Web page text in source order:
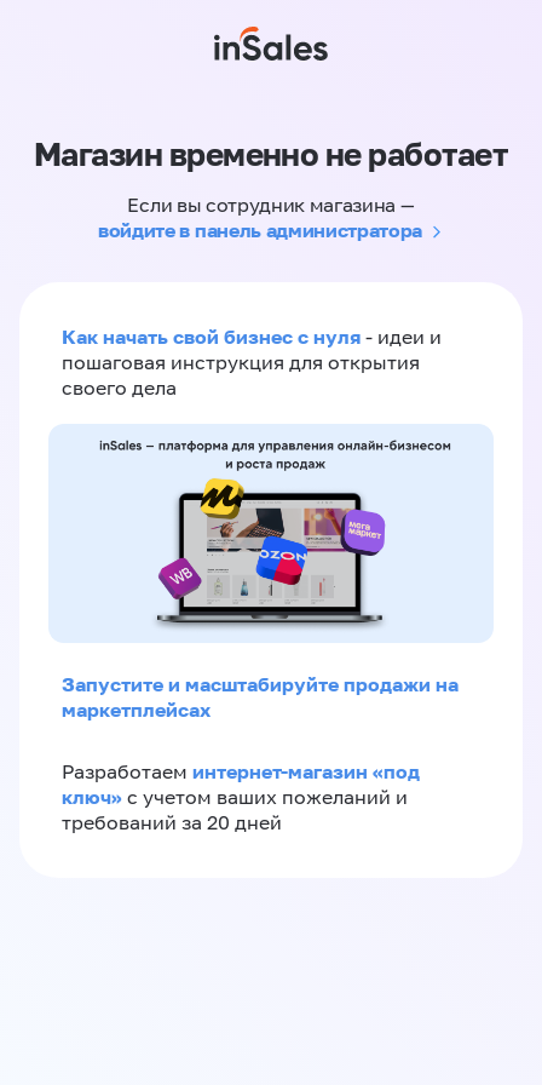
Магазин временно не работает
Если вы сотрудник магазина —
войдите в панель администратора
Как начать свой бизнес с нуля - идеи и
пошаговая инструкция для открытия
своего дела
Запустите и масштабируйте продажи на
маркетплейсах
Разработаем интернет-магазин «‎под
ключ»‎ с учетом ваших пожеланий и
требований за 20 дней